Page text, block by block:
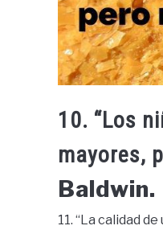
10. “Los
mayores,
Baldwin.
11. “La calidad